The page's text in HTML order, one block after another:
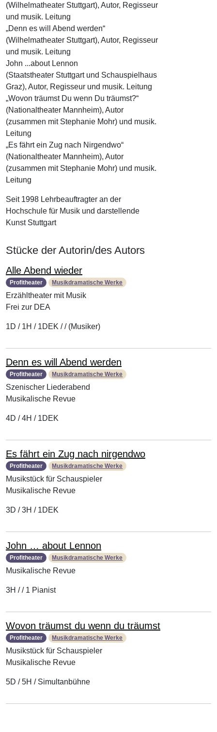
(Wilhelmatheater Stuttgart), Autor, Regisseur
und musik. Leitung
„Denn es will Abend werden“
(Wilhelmatheater Stuttgart), Autor, Regisseur
und musik. Leitung
John ...about Lennon
(Staatstheater Stuttgart und Schauspielhaus
Graz), Autor, Regisseur und musik. Leitung
„Wovon träumst Du wenn Du träumst?“
(Nationaltheater Mannheim), Autor
(zusammen mit Stephanie Mohr) und musik.
Leitung
„Es fährt ein Zug nach Nirgendwo“
(Nationaltheater Mannheim), Autor
(zusammen mit Stephanie Mohr) und musik.
Leitung
Seit 1998 Lehrbeauftragter an der
Hochschule für Musik und darstellende
Kunst Stuttgart
Stücke der Autorin/des Autors
Alle Abend wieder
Profitheater Musikdramatische Werke
Erzähltheater mit Musik
Frei zur DEA
1D / 1H / 1DEK / / (Musiker)
Denn es will Abend werden
Profitheater Musikdramatische Werke
Szenischer Liederabend
Musikalische Revue
4D / 4H / 1DEK
Es fährt ein Zug nach nirgendwo
Profitheater Musikdramatische Werke
Musikstück für Schauspieler
Musikalische Revue
3D / 3H / 1DEK
John … about Lennon
Profitheater Musikdramatische Werke
Musikalische Revue
3H / / 1 Pianist
Wovon träumst du wenn du träumst
Profitheater Musikdramatische Werke
Musikstück für Schauspieler
Musikalische Revue
5D / 5H / Simultanbühne